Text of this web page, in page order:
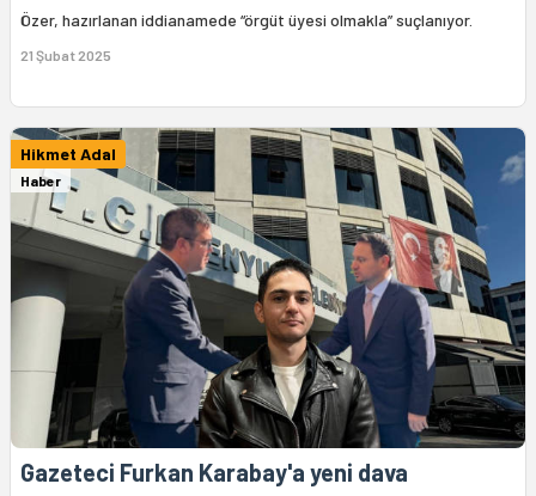
Özer, hazırlanan iddianamede “örgüt üyesi olmakla” suçlanıyor.
21 Şubat 2025
Hikmet Adal
Haber
Gazeteci Furkan Karabay'a yeni dava